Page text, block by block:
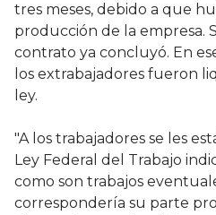
tres meses, debido a que
producción de la empresa.
contrato ya concluyó. En
los extrabajadores fueron
ley.
"A los trabajadores se les
Ley Federal del Trabajo
como son trabajos
correspondería su parte